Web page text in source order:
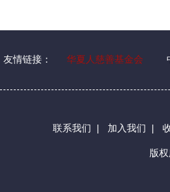
友情链接： 华夏人慈善基金会
联系我们 | 加入我们 |
版